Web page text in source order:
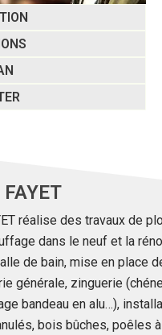
réalise des travaux de
dans le neuf et la
de bain, mise en place
générale, zinguerie
bandeau en alu…),
bois bûches, poêles à